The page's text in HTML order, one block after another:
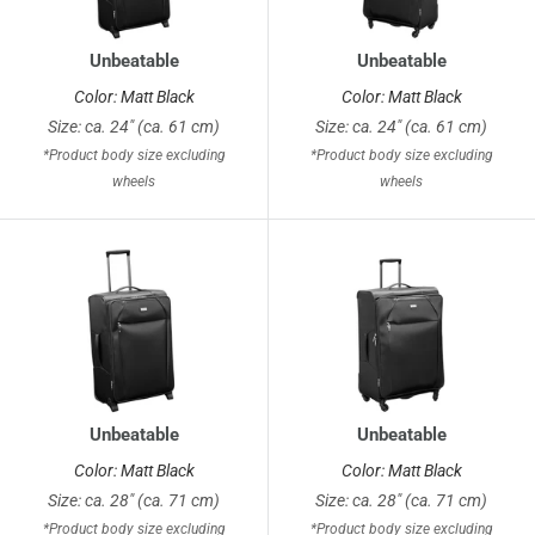
Unbeatable
Color: Matt Black
Size: ca. 24" (ca. 61 cm)
*Product body size excluding
wheels
Unbeatable
Color: Matt Black
Size: ca. 24" (ca. 61 cm)
*Product body size excluding
wheels
Unbeatable
Color: Matt Black
Size: ca. 28" (ca. 71 cm)
*Product body size excluding
Unbeatable
Color: Matt Black
Size: ca. 28" (ca. 71 cm)
*Product body size excluding